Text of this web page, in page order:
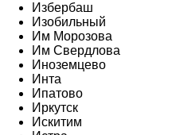
Избербаш
Изобильный
Им Морозова
Им Свердлова
Иноземцево
Инта
Ипатово
Иркутск
Искитим